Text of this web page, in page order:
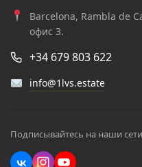
Barcelona, Rambla de
офис 3.
+34 679 803 622
info@1lvs.estate
Подписывайтесь на наши